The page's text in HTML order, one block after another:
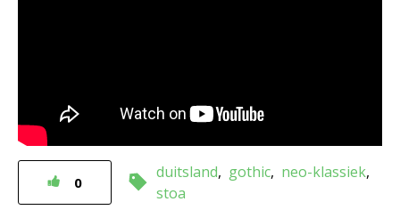
0
duitsland gothic neo-klassiek
stoa